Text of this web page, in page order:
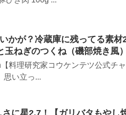
かが？冷蔵庫に残ってる素材
玉ねぎのつくね（磯部焼き風）
料理研究家コウケンテツ公式チ
思い立っ...